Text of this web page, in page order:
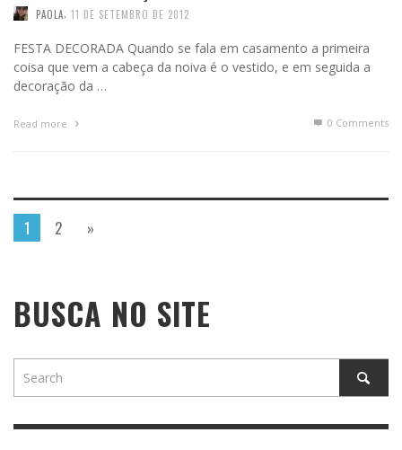
PAOLA 11 DE SETEMBRO DE 2012
FESTA DECORADA Quando se fala em casamento a primeira
coisa que vem a cabeça da noiva é o vestido, e em seguida a
decoração da …
Read more 0 Comments
1 2 »
BUSCA NO SITE